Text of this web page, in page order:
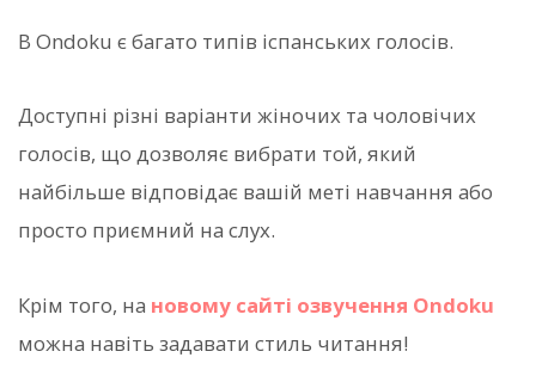
В Ondoku є багато типів іспанських голосів.
Доступні різні варіанти жіночих та чоловічих
голосів, що дозволяє вибрати той, який
найбільше відповідає вашій меті навчання або
просто приємний на слух.
Крім того, на новому сайті озвучення Ondoku
можна навіть задавати стиль читання!